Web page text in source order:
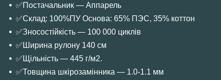
✅Постачальник — Аппарель
✅Склад: 100%ПУ Основа: 65% ПЭС, 35% коттон
✅Зносостійкість — 100 000 циклів
✅Ширина рулону 140 см
✅Щільність — 445 г/м2.
✅Товщина шкірозамінника — 1.0-1.1 мм